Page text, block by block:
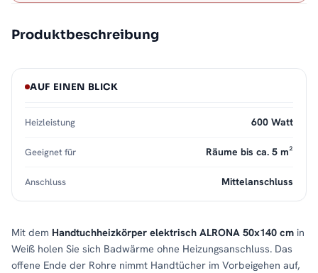
Produktbeschreibung
Mit dem Handtuchheizkörper elektrisch ALRONA 50x140 cm in
Weiß holen Sie sich Badwärme ohne Heizungsanschluss. Das
offene Ende der Rohre nimmt Handtücher im Vorbeigehen auf,
AUF EINEN BLICK
Heizleistung 600 Watt
Geeignet für Räume bis ca. 5 m²
Anschluss Mittelanschluss